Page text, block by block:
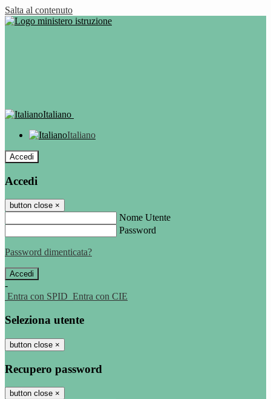
Salta al contenuto
Italiano
Italiano
Accedi
Accedi
button close ×
Nome Utente
Password
Password dimenticata?
-
Entra con SPID Entra con CIE
Seleziona utente
button close ×
Recupero password
button close ×